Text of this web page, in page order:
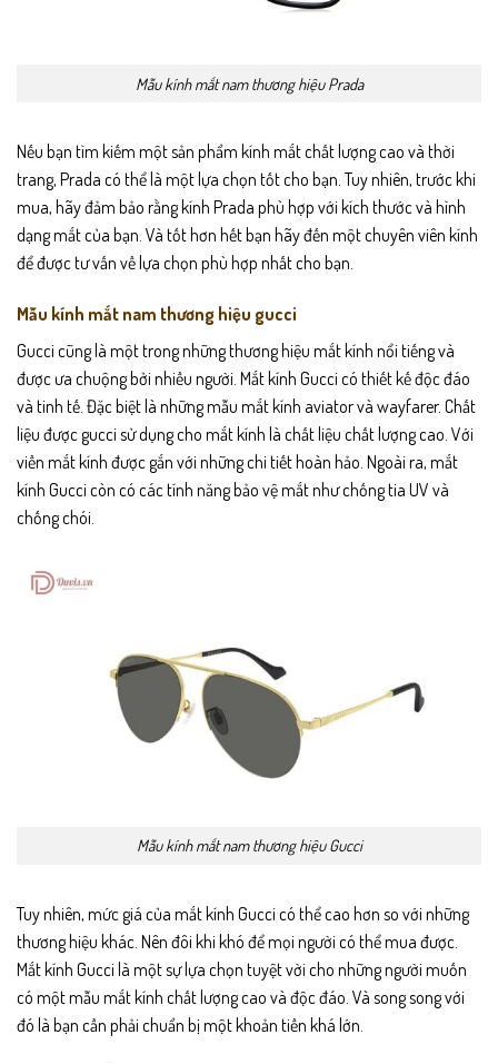
Mẫu kính mắt nam thương hiệu Prada
Nếu bạn tìm kiếm một sản phẩm kính mắt chất lượng cao và thời
trang, Prada có thể là một lựa chọn tốt cho bạn. Tuy nhiên, trước khi
mua, hãy đảm bảo rằng kính Prada phù hợp với kích thước và hình
dạng mắt của bạn. Và tốt hơn hết bạn hãy đến một chuyên viên kính
để được tư vấn về lựa chọn phù hợp nhất cho bạn.
Mẫu kính mắt nam thương hiệu gucci
Gucci cũng là một trong những thương hiệu mắt kính nổi tiếng và
được ưa chuộng bởi nhiều người. Mắt kính Gucci có thiết kế độc đáo
và tinh tế. Đặc biệt là những mẫu mắt kính aviator và wayfarer. Chất
liệu được gucci sử dụng cho mắt kính là chất liệu chất lượng cao. Với
viền mắt kính được gắn với những chi tiết hoàn hảo. Ngoài ra, mắt
kính Gucci còn có các tính năng bảo vệ mắt như chống tia UV và
chống chói.
Mẫu kính mắt nam thương hiệu Gucci
Tuy nhiên, mức giá của mắt kính Gucci có thể cao hơn so với những
thương hiệu khác. Nên đôi khi khó để mọi người có thể mua được.
Mắt kính Gucci là một sự lựa chọn tuyệt vời cho những người muốn
có một mẫu mắt kính chất lượng cao và độc đáo. Và song song với
đó là bạn cần phải chuẩn bị một khoản tiền khá lớn.